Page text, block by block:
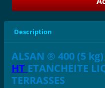
Description
ALSAN ® 400 (5 kg)
HT ETANCHEITE
TERRASSES